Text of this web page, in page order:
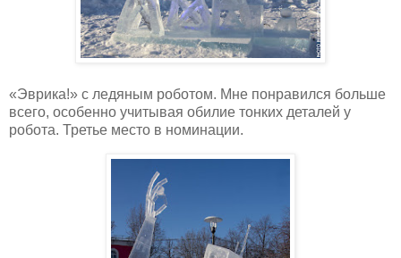
«Эврика!» с ледяным роботом. Мне понравился больше
всего, особенно учитывая обилие тонких деталей у
робота. Третье место в номинации.